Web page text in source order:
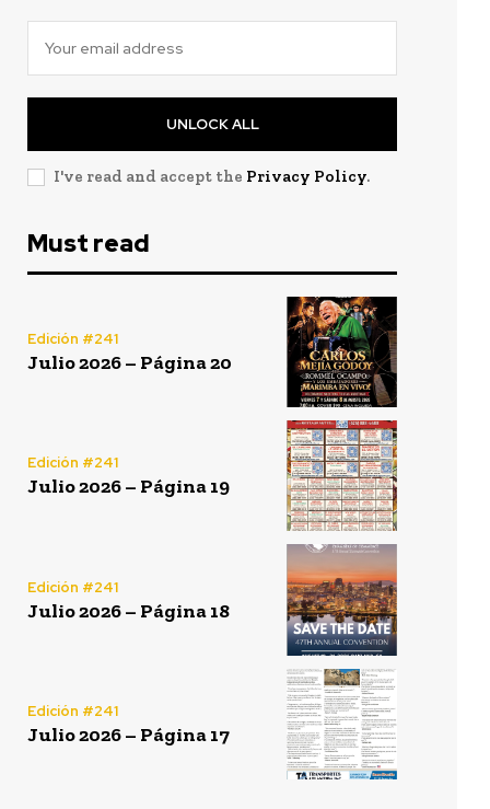
UNLOCK ALL
I've read and accept the Privacy Policy.
Must read
Edición #241
Julio 2026 – Página 20
Edición #241
Julio 2026 – Página 19
Edición #241
Julio 2026 – Página 18
Edición #241
Julio 2026 – Página 17